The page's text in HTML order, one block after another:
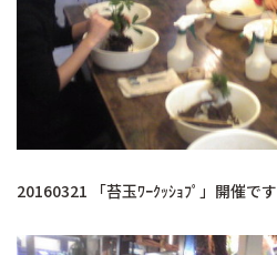
20160321 「苔玉ﾜｰｸｯｼｮﾌﾟ」開催です